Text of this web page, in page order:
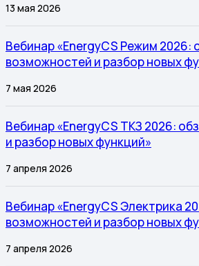
13 мая 2026
Вебинар «EnergyCS Режим 2026:
возможностей и разбор новых
7 мая 2026
Вебинар «EnergyCS ТКЗ 2026:
и разбор новых функций»
7 апреля 2026
Вебинар «EnergyCS Электрика
возможностей и разбор новых
7 апреля 2026